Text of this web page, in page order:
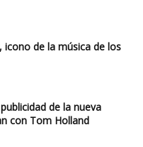
icono de la música de los
de la nueva
con Tom Holland